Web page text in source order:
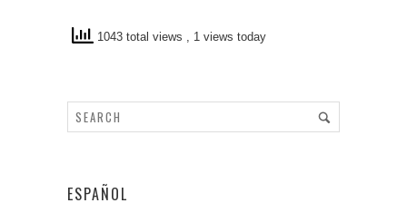
1043 total views , 1 views today
ESPAÑOL